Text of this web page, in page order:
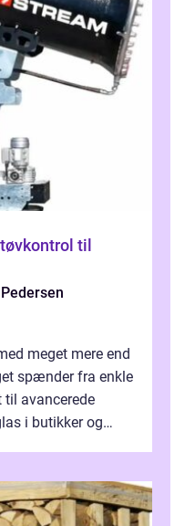
meget mere end
spænder fra enkle
avancerede
i butikker og